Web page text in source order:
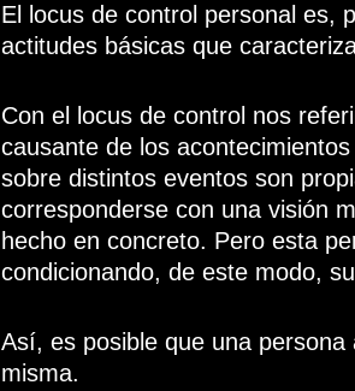
El locus de control personal es,
actitudes básicas que
Con el locus de control nos
causante de los
sobre distintos eventos son
corresponderse con una visión
hecho en concreto. Pero esta
condicionando, de este modo,
Así, es posible que una
misma.